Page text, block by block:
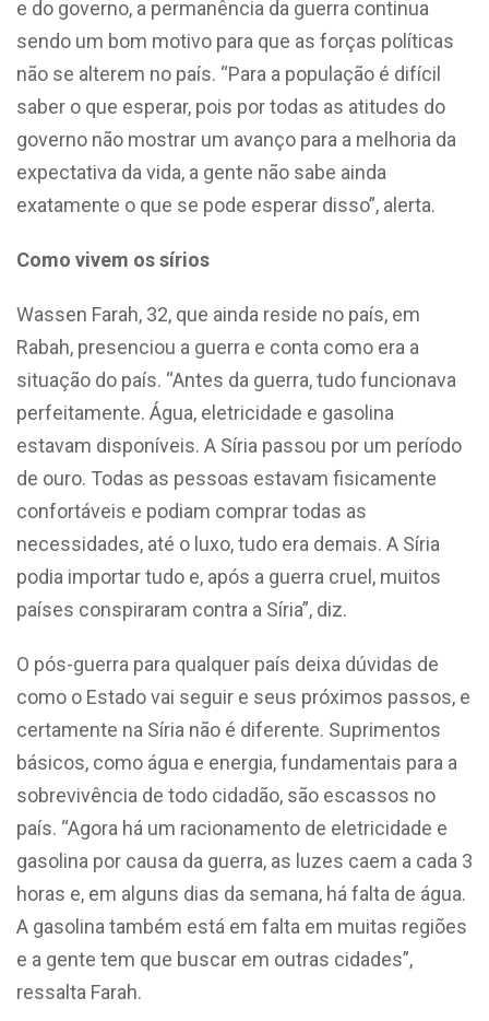
e do governo, a permanência da guerra continua
sendo um bom motivo para que as forças políticas
não se alterem no país. “Para a população é difícil
saber o que esperar, pois por todas as atitudes do
governo não mostrar um avanço para a melhoria da
expectativa da vida, a gente não sabe ainda
exatamente o que se pode esperar disso”, alerta.
Como vivem os sírios
Wassen Farah, 32, que ainda reside no país, em
Rabah, presenciou a guerra e conta como era a
situação do país. “Antes da guerra, tudo funcionava
perfeitamente. Água, eletricidade e gasolina
estavam disponíveis. A Síria passou por um período
de ouro. Todas as pessoas estavam fisicamente
confortáveis ​​e podiam comprar todas as
necessidades, até o luxo, tudo era demais. A Síria
podia importar tudo e, após a guerra cruel, muitos
países conspiraram contra a Síria”, diz.
O pós-guerra para qualquer país deixa dúvidas de
como o Estado vai seguir e seus próximos passos, e
certamente na Síria não é diferente. Suprimentos
básicos, como água e energia, fundamentais para a
sobrevivência de todo cidadão, são escassos no
país. “Agora há um racionamento de eletricidade e
gasolina por causa da guerra, as luzes caem a cada 3
horas e, em alguns dias da semana, há falta de água.
A gasolina também está em falta em muitas regiões
e a gente tem que buscar em outras cidades”,
ressalta Farah.